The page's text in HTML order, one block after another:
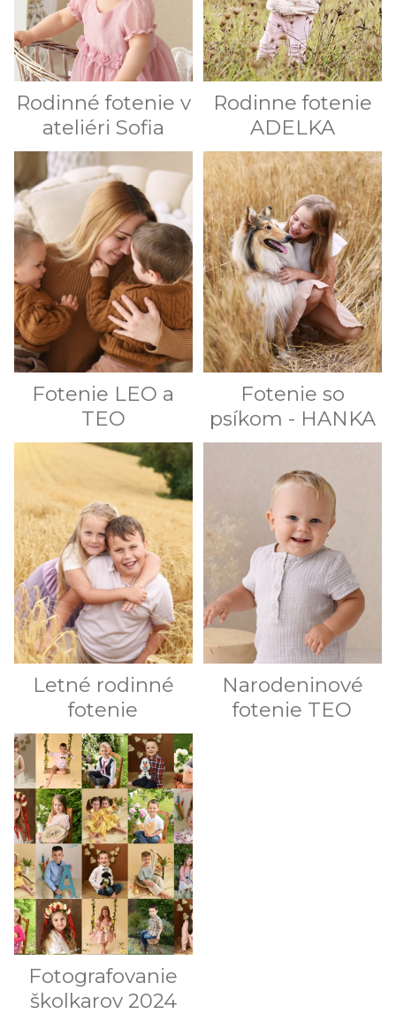
Rodinné fotenie v
ateliéri Sofia
Rodinne fotenie
ADELKA
Fotenie LEO a
TEO
Fotenie so
psíkom - HANKA
Letné rodinné
fotenie
Narodeninové
fotenie TEO
Fotografovanie
školkarov 2024